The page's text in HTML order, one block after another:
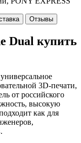
Отзывы
Dual купить
3D-печати,
от российского
высокую
как для